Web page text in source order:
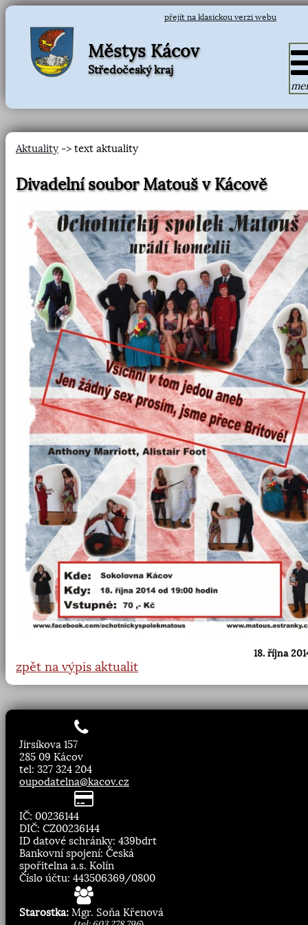
přejít na klasickou verzi webu
Městys Kácov
Středočeský kraj
Aktuality -> text aktuality
Divadelní soubor Matouš v Kácově
18. října
zpět na výpis aktualit
Jirsíkova 157
285 09 Kácov
tel: 327 324 204
oupodatelna@kacov.cz
IČ: 00236144
DIČ: CZ00236144
ID datové schránky: 439bdrt
Bankovní spojení: Česká
spořitelna a.s. Kolín
Číslo účtu: 443506369/0800
Starostka: Mgr. Soňa Křenová